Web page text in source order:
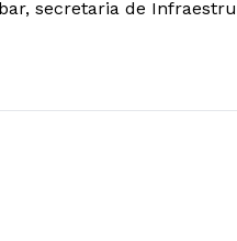
secretaria de